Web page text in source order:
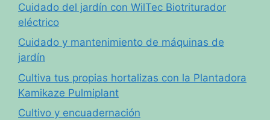
Cuidado del jardín con WilTec Biotriturador
eléctrico
Cuidado y mantenimiento de máquinas de
jardín
Cultiva tus propias hortalizas con la Plantadora
Kamikaze Pulmiplant
Cultivo y encuadernación